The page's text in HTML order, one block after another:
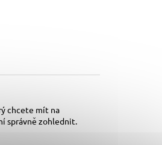
chcete mít na
správně zohlednit.